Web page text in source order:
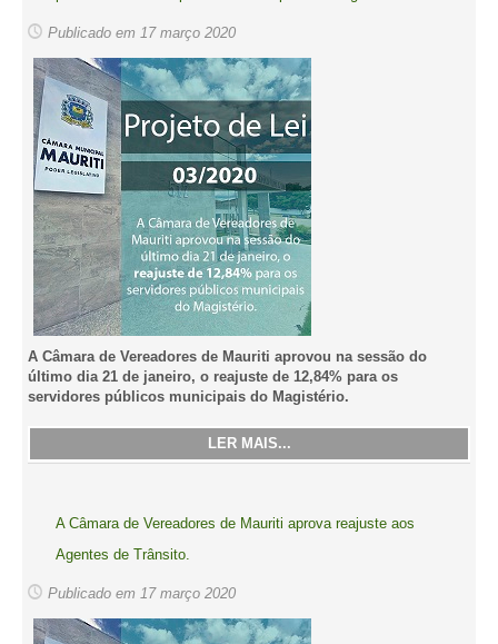
Publicado em 17 março 2020
A Câmara de Vereadores de Mauriti aprovou na sessão do
último dia 21 de janeiro, o reajuste de 12,84% para os
servidores públicos municipais do Magistério.
LER MAIS...
A Câmara de Vereadores de Mauriti aprova reajuste aos
Agentes de Trânsito.
Publicado em 17 março 2020